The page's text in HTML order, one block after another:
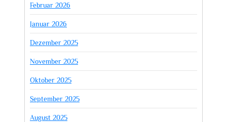
Februar 2026
Januar 2026
Dezember 2025
November 2025
Oktober 2025
September 2025
August 2025